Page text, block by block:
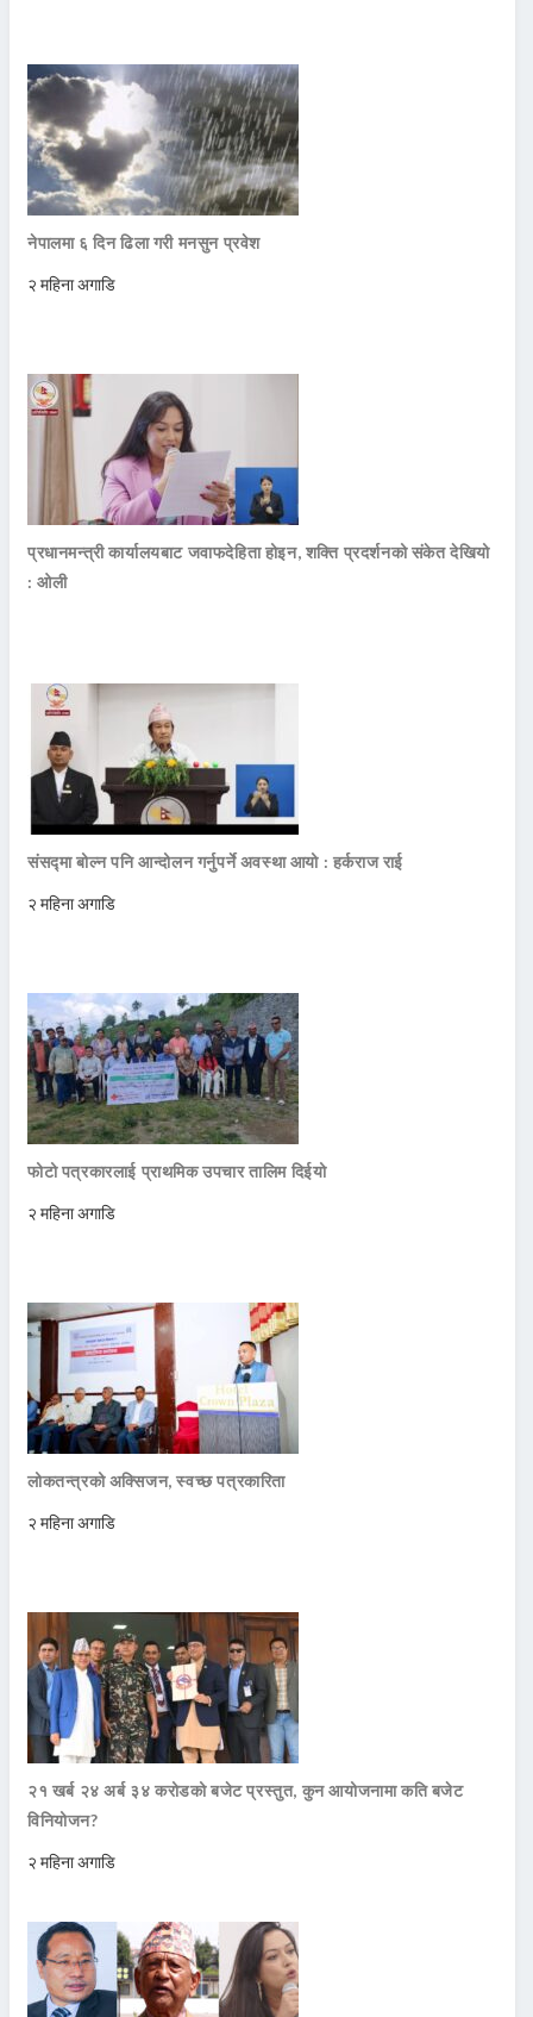
नेपालमा ६ दिन ढिला गरी मनसुन प्रवेश
२ महिना अगाडि
प्रधानमन्त्री कार्यालयबाट जवाफदेहिता होइन, शक्ति प्रदर्शनको संकेत देखियो
: ओली
संसद्मा बोल्न पनि आन्दोलन गर्नुपर्ने अवस्था आयो : हर्कराज राई
२ महिना अगाडि
फोटो पत्रकारलाई प्राथमिक उपचार तालिम दिईयो
२ महिना अगाडि
लोकतन्त्रको अक्सिजन, स्वच्छ पत्रकारिता
२ महिना अगाडि
२१ खर्ब २४ अर्ब ३४ करोडको बजेट प्रस्तुत, कुन आयोजनामा कति बजेट
विनियोजन?
२ महिना अगाडि